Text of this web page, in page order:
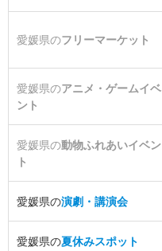
愛媛県のフリーマーケット
愛媛県のアニメ・ゲームイベ
ント
愛媛県の動物ふれあいイベン
ト
愛媛県の演劇・講演会
愛媛県の夏休みスポット